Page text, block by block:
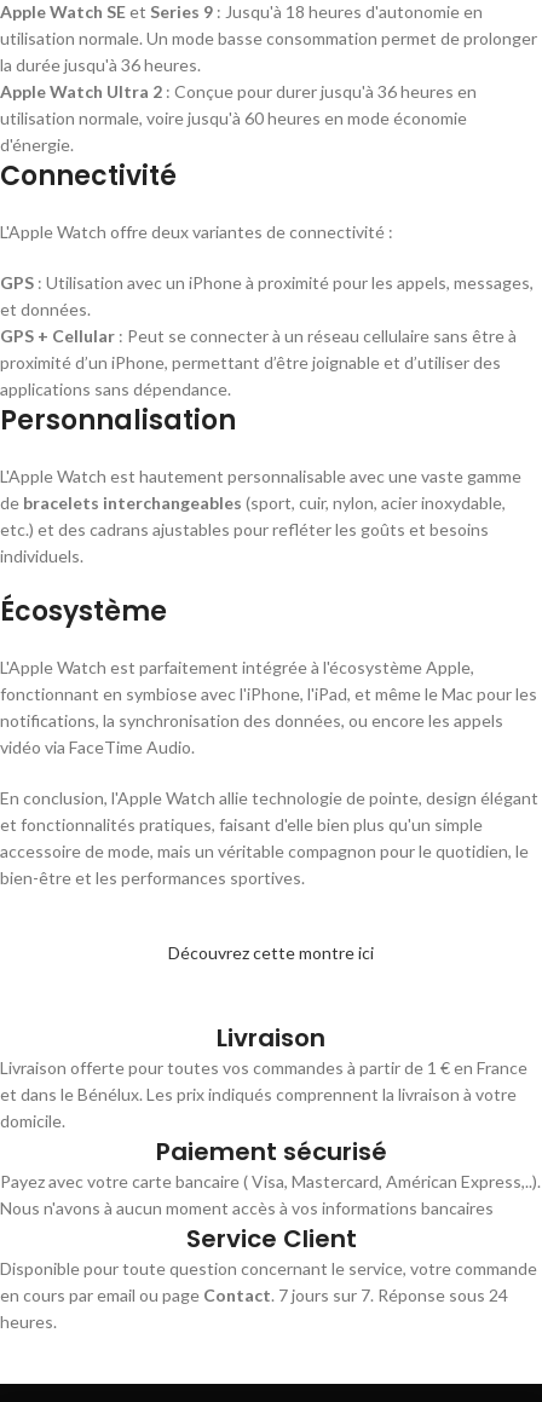
Apple Watch SEet Series 9 : Jusqu'à 18 heures d'autonomie en
utilisation normale. Un mode basse consommation permet de prolonger
la durée jusqu'à 36 heures.
Apple Watch Ultra 2 : Conçue pour durer jusqu'à 36 heures en
utilisation normale, voire jusqu'à 60 heures en mode économie
d'énergie.
Connectivité
L'Apple Watch offre deux variantes de connectivité :
GPS : Utilisation avec un iPhone à proximité pour les appels, messages,
et données.
GPS + Cellular : Peut se connecter à un réseau cellulaire sans être à
proximité d’un iPhone, permettant d’être joignable et d’utiliser des
applications sans dépendance.
Personnalisation
L'Apple Watch est hautement personnalisable avec une vaste gamme
de bracelets interchangeables (sport, cuir, nylon, acier inoxydable,
etc.) et des cadrans ajustables pour refléter les goûts et besoins
individuels.
Écosystème
L'Apple Watch est parfaitement intégrée à l'écosystème Apple,
fonctionnant en symbiose avec l'iPhone, l'iPad, et même le Mac pour les
notifications, la synchronisation des données, ou encore les appels
vidéo via FaceTime Audio.
En conclusion, l'Apple Watch allie technologie de pointe, design élégant
et fonctionnalités pratiques, faisant d'elle bien plus qu'un simple
accessoire de mode, mais un véritable compagnon pour le quotidien, le
bien-être et les performances sportives.
Découvrez cette montre ici
Livraison
Livraison offerte pour toutes vos commandes à partir de 1 € en France
et dans le Bénélux. Les prix indiqués comprennent la livraison à votre
domicile.
Paiement sécurisé
Payez avec votre carte bancaire ( Visa, Mastercard, Américan Express,..).
Nous n'avons à aucun moment accès à vos informations bancaires
Service Client
Disponible pour toute question concernant le service, votre commande
en cours par email ou page Contact. 7 jours sur 7. Réponse sous 24
heures.